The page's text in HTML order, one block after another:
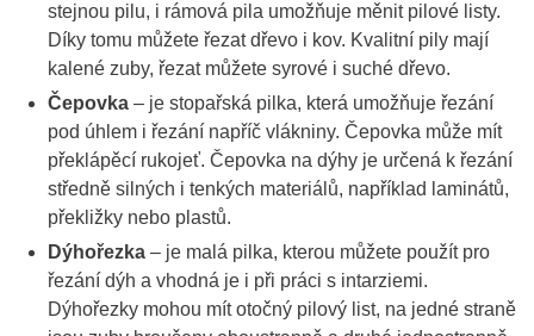
stejnou pilu, i rámová pila umožňuje měnit pilové listy.
Díky tomu můžete řezat dřevo i kov. Kvalitní pily mají
kalené zuby, řezat můžete syrové i suché dřevo.
Čepovka – je stopařská pilka, která umožňuje řezání
pod úhlem i řezání napříč vlákniny. Čepovka může mít
překlápěcí rukojeť. Čepovka na dýhy je určená k řezání
středně silných i tenkých materiálů, například laminátů,
překližky nebo plastů.
Dýhořezka – je malá pilka, kterou můžete použít pro
řezání dýh a vhodná je i při práci s intarziemi.
Dýhořezky mohou mít otočný pilový list, na jedné straně